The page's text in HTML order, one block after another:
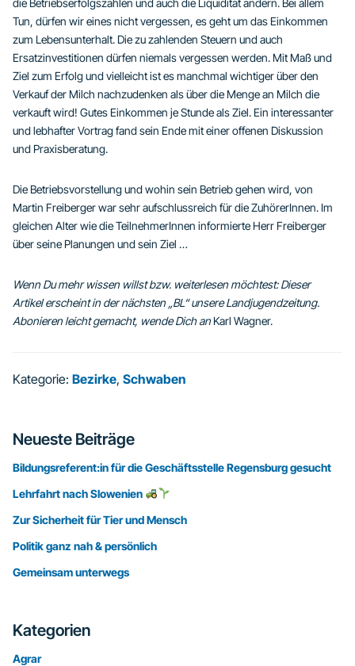
Tun, dürfen wir eines nicht vergessen, es geht um das Einkommen
zum Lebensunterhalt. Die zu zahlenden Steuern und auch
Ersatzinvestitionen dürfen niemals vergessen werden. Mit Maß und
Ziel zum Erfolg und vielleicht ist es manchmal wichtiger über den
Verkauf der Milch nachzudenken als über die Menge an Milch die
verkauft wird! Gutes Einkommen je Stunde als Ziel. Ein interessanter
und lebhafter Vortrag fand sein Ende mit einer offenen Diskussion
und Praxisberatung.
Die Betriebsvorstellung und wohin sein Betrieb gehen wird, von
Martin Freiberger war sehr aufschlussreich für die ZuhörerInnen. Im
gleichen Alter wie die TeilnehmerInnen informierte Herr Freiberger
über seine Planungen und sein Ziel …
Wenn Du mehr wissen willst bzw. weiterlesen möchtest: Dieser
Artikel erscheint in der nächsten „BL“ unsere Landjugendzeitung.
Abonieren leicht gemacht, wende Dich anKarl Wagner.
Kategorie: Bezirke, Schwaben
Seitenspalte
Neueste Beiträge
Bildungsreferent:in für die Geschäftsstelle Regensburg gesucht
Lehrfahrt nach Slowenien
Zur Sicherheit für Tier und Mensch
Politik ganz nah & persönlich
Gemeinsam unterwegs
Kategorien
Agrar